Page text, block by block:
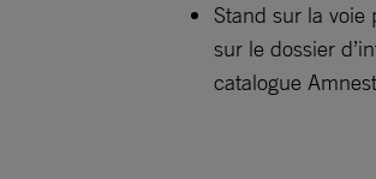
Stand sur la voie
sur le dossier
catalogue